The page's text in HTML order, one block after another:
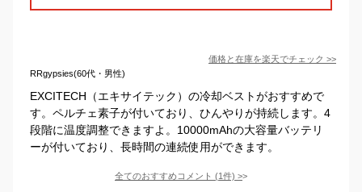
価格と在庫を楽天でチェック >>
RRgypsies(60代・男性)
EXCITECH（エキサイテック）の冷却ベストがおすすめで
す。ペルチェ素子が付いており、ひんやりが持続します。4
段階に温度調整できますよ。10000mAhの大容量バッテリ
ーが付いており、長時間の連続使用ができます。
全てのおすすめコメント (1件) >